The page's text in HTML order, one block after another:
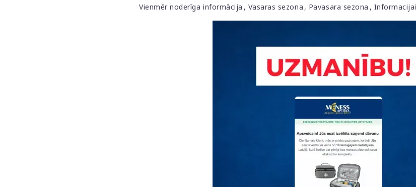
Vienmēr noderīga informācija Vasaras sezona Pavasara sezona Informacijai